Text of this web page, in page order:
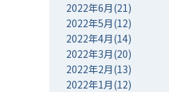
2022年6月(21)
2022年5月(12)
2022年4月(14)
2022年3月(20)
2022年2月(13)
2022年1月(12)